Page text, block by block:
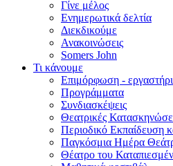
Γίνε μέλος
Ενημερωτικά δελτία
Διεκδικούμε
Ανακοινώσεις
Somers John
Τι κάνουμε
Επιμόρφωση -
Προγράμματα
Συνδιασκέψεις
Θεατρικές
Περιοδικό Εκπαίδευση
Παγκόσμια Ημέρα
Θέατρο του